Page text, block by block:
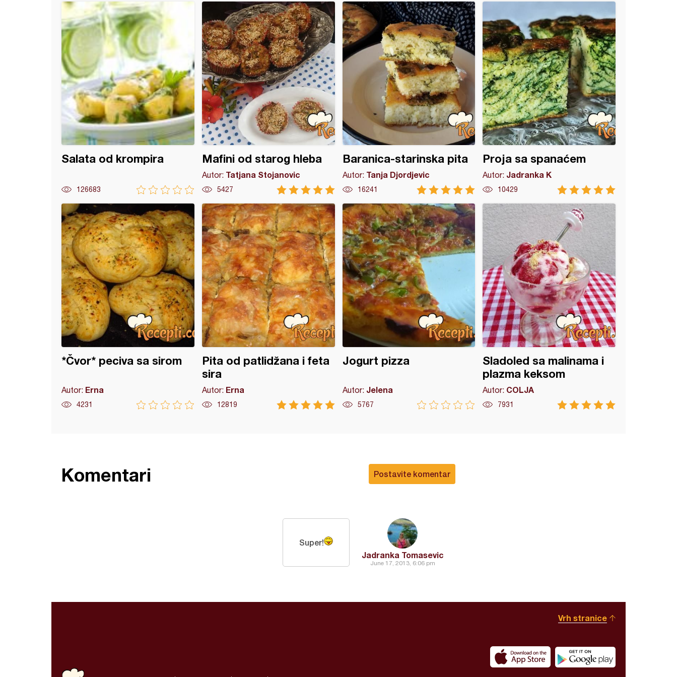
Salata od krompira
126683
Mafini od starog hleba
Autor: Tatjana Stojanovic
5427
Baranica-starinska pita
Autor: Tanja Djordjevic
16241
Proja sa spanaćem
Autor: Jadranka K
10429
*Čvor* peciva sa sirom
Autor: Erna
4231
Pita od patlidžana i feta
sira
Autor: Erna
12819
Jogurt pizza
Autor: Jelena
5767
Sladoled sa malinama i
plazma keksom
Autor: COLJA
7931
sa malinama i plazma keksom
Postavite komentar
Komentari
Jadranka Tomasevic
June 17, 2013, 6:06 pm
Super!
Vrh stranice